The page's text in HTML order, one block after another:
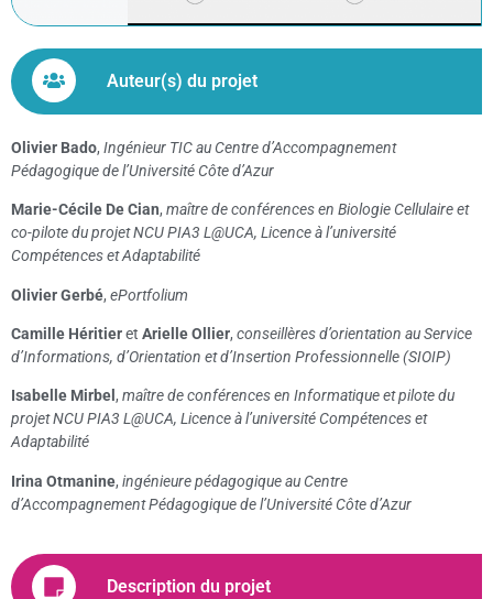
Auteur(s) du projet
Olivier Bado, Ingénieur TIC au Centre d’Accompagnement
Pédagogique de l’Université Côte d’Azur
Marie-Cécile De Cian, maître de conférences en Biologie Cellulaire et
co-pilote du projet NCU PIA3 L@UCA, Licence à l’université
Compétences et Adaptabilité
Olivier Gerbé, ePortfolium
Camille Héritieret Arielle Ollier, conseillères d’orientation au Service
d’Informations, d’Orientation et d’Insertion Professionnelle (SIOIP)
Isabelle Mirbel , maître de conférences en Informatique et pilote du
projet NCU PIA3 L@UCA, Licence à l’université Compétences et
Adaptabilité
Irina Otmanine, ingénieure pédagogique au Centre
d’Accompagnement Pédagogique de l’Université Côte d’Azur
Description du projet